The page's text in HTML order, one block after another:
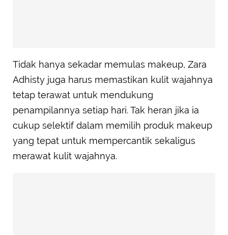
Tidak hanya sekadar memulas makeup, Zara
Adhisty juga harus memastikan kulit wajahnya
tetap terawat untuk mendukung
penampilannya setiap hari. Tak heran jika ia
cukup selektif dalam memilih produk makeup
yang tepat untuk mempercantik sekaligus
merawat kulit wajahnya.